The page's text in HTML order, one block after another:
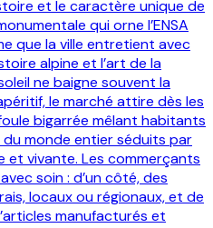
et le caractère unique de
qui orne l’ENSA
que la ville entretient avec
alpine et l’art de la
ne baigne souvent la
le marché attire dès les
bigarrée mêlant habitants
monde entier séduits par
et vivante. Les commerçants
soin : d’un côté, des
locaux ou régionaux, et de
manufacturés et